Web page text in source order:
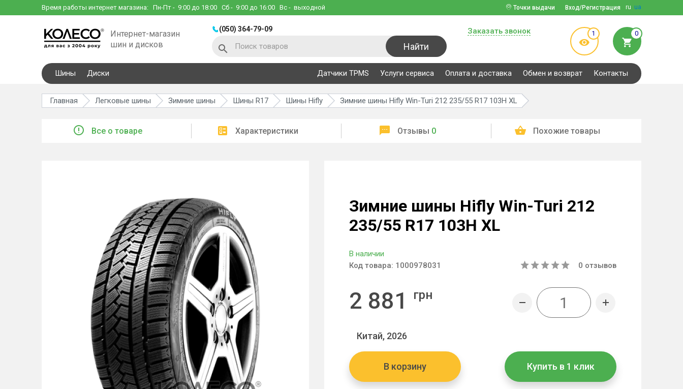
Время работы интернет магазина: Пн-Пт - 9:00 до 18:00 Сб - 9:00 до 16:00 Вс - выходной ru ua
Вход/Регистрация
Точки выдачи
Интернет-магазин
шин и дисков
(050) 364-79-09
Найти
Заказать звонок 1 0
Шины Диски Датчики TPMS Услуги сервиса Оплата и доставка Обмен и возврат Контакты
Главная Легковые шины Зимние шины Шины R17 Шины Hifly Зимние шины Hifly Win-Turi 212 235/55 R17 103H XL
Все о товаре Характеристики Отзывы 0 Похожие товары
Зимние шины Hifly Win-Turi 212
235/55 R17 103H XL
В наличии
Код товара: 1000978031 0 отзывов
2 881 грн
Китай, 2026
В корзину Купить в 1 клик